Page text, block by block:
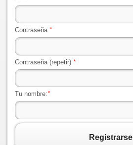
Contraseña *
Contraseña (repetir) *
Tu nombre:*
Registrarse